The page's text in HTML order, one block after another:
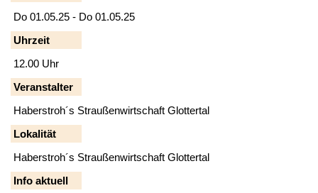
Do 01.05.25 - Do 01.05.25
Uhrzeit
12.00 Uhr
Veranstalter
Haberstroh´s Straußenwirtschaft Glottertal
Lokalität
Haberstroh´s Straußenwirtschaft Glottertal
Info aktuell